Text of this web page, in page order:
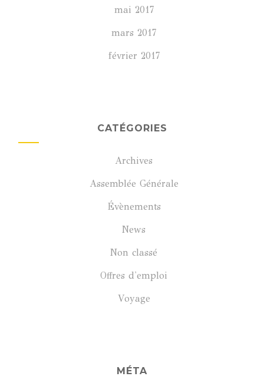
mai 2017
mars 2017
février 2017
CATÉGORIES
Archives
Assemblée Générale
Évènements
News
Non classé
Offres d'emploi
Voyage
MÉTA